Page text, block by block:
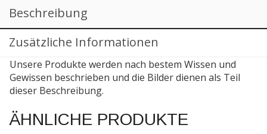
Beschreibung
Zusätzliche Informationen
Unsere Produkte werden nach bestem Wissen und
Gewissen beschrieben und die Bilder dienen als Teil
dieser Beschreibung.
ÄHNLICHE PRODUKTE